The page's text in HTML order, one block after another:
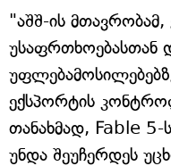
"აშშ-ის
უსაფრთხოებასთან
ექსპორტის
თანახმად, Fable
უნდა შეუჩერდეს